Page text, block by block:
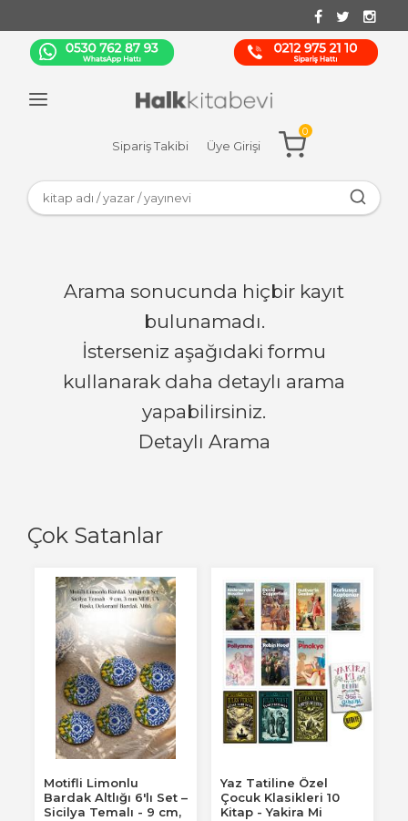
Sipariş Takibi Üye Girişi
0
Çok Satanlar
Motifli Limonlu
Bardak Altlığı 6'lı Set –
Sicilya Temalı - 9 cm,
Yaz Tatiline Özel
Çocuk Klasikleri 10
Kitap - Yakira Mi
Arama sonucunda hiçbir kayıt
bulunamadı.
İsterseniz aşağıdaki formu
kullanarak daha detaylı arama
yapabilirsiniz.
Detaylı Arama